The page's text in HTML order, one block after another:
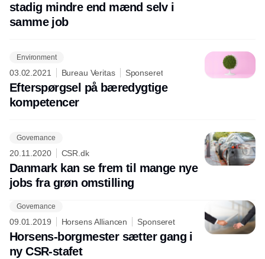
stadig mindre end mænd selv i
samme job
Environment
03.02.2021 Bureau Veritas Sponseret
Efterspørgsel på bæredygtige
kompetencer
Governance
20.11.2020 CSR.dk
Danmark kan se frem til mange nye
jobs fra grøn omstilling
Governance
09.01.2019 Horsens Alliancen Sponseret
Horsens-borgmester sætter gang i
ny CSR-stafet